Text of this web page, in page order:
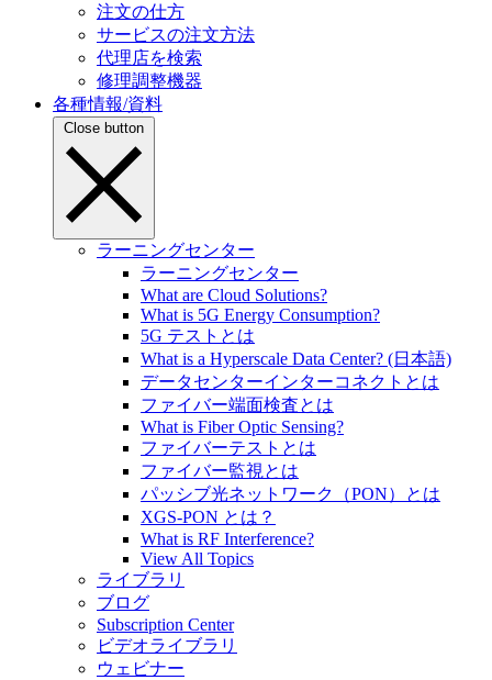
注文の仕方
サービスの注文方法
代理店を検索
修理調整機器
各種情報/資料
Close button
ラーニングセンター
ラーニングセンター
What are Cloud Solutions?
What is 5G Energy Consumption?
5G テストとは
What is a Hyperscale Data Center? (日本語)
データセンターインターコネクトとは
ファイバー端面検査とは
What is Fiber Optic Sensing?
ファイバーテストとは
ファイバー監視とは
パッシブ光ネットワーク（PON）とは
XGS-PON とは？
What is RF Interference?
View All Topics
ライブラリ
ブログ
Subscription Center
ビデオライブラリ
ウェビナー